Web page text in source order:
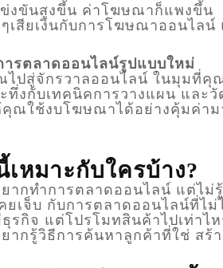
ข่งขันสูงขึ้น ค่าโฆษณาก็แพงขึ้น
เสียเงินกับการโฆษณาออนไล
ารตลาดออนไลน์รูปแบบใหม่
ไปสู่จักรวาลออนไลน์ ในมุมที่คุ
ทึ่งกับเทคนิคการวางแผน และ
คุณใช้งบโฆษณาได้อย่างคุ้มค่า
เหมาะกับใครบ้าง?
ากทำการตลาดออนไลน์ แต่ไม่
ยเจ็บ กับการตลาดออนไลน์ที่ไม่
รกิจ แต่โปรโมทสินค้าไปเท่าไ
ากรู้วิธีการค้นหาลูกค้าที่ใช่ สร้